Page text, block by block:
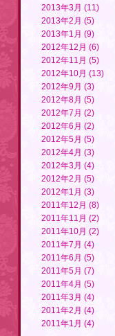
2013年3月 (11)
2013年2月 (5)
2013年1月 (9)
2012年12月 (6)
2012年11月 (5)
2012年10月 (13)
2012年9月 (3)
2012年8月 (5)
2012年7月 (2)
2012年6月 (2)
2012年5月 (5)
2012年4月 (3)
2012年3月 (4)
2012年2月 (5)
2012年1月 (3)
2011年12月 (8)
2011年11月 (2)
2011年10月 (2)
2011年7月 (4)
2011年6月 (5)
2011年5月 (7)
2011年4月 (5)
2011年3月 (4)
2011年2月 (4)
2011年1月 (4)